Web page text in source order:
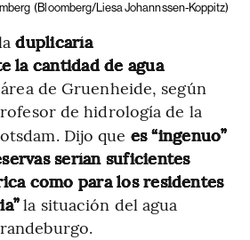
(Bloomberg/Liesa Johannssen-Koppitz)
duplicaría
la cantidad de agua
de Gruenheide, según
de hidrología de la
Dijo que es “ingenuo”
serían suficientes
como para los residentes
la situación del agua